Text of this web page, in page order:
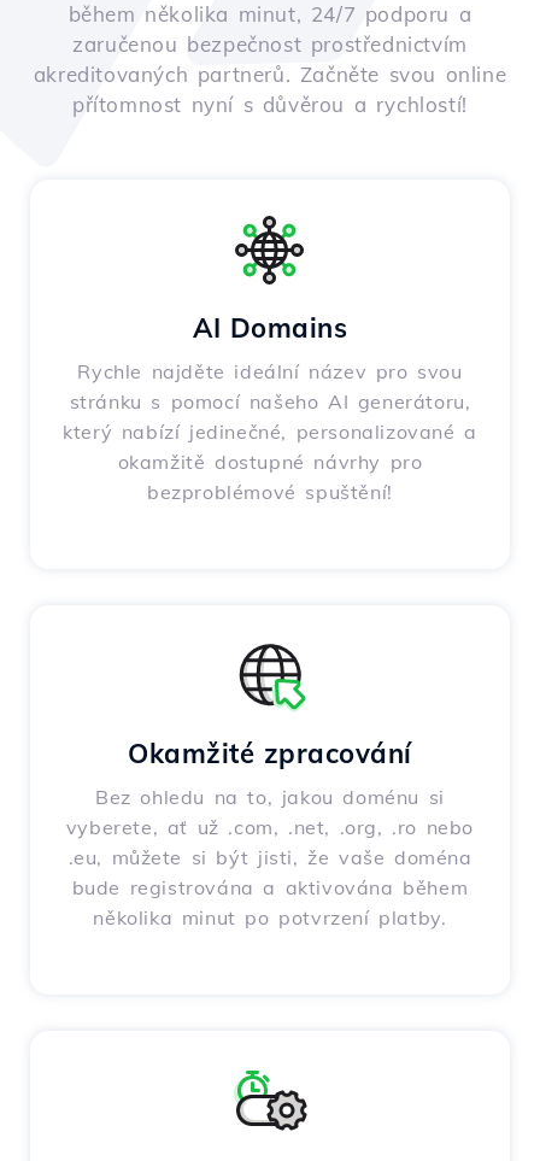
během několika minut, 24/7 podporu a
zaručenou bezpečnost prostřednictvím
akreditovaných partnerů. Začněte svou online
přítomnost nyní s důvěrou a rychlostí!
AI Domains
Rychle najděte ideální název pro svou
stránku s pomocí našeho AI generátoru,
který nabízí jedinečné, personalizované a
okamžitě dostupné návrhy pro
bezproblémové spuštění!
Okamžité zpracování
Bez ohledu na to, jakou doménu si
vyberete, ať už .com, .net, .org, .ro nebo
.eu, můžete si být jisti, že vaše doména
bude registrována a aktivována během
několika minut po potvrzení platby.